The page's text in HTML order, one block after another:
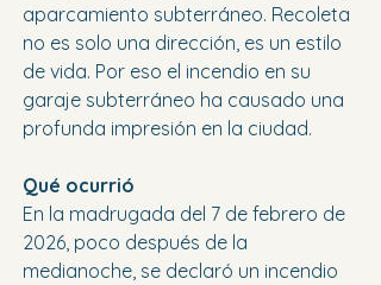
aparcamiento subterráneo. Recoleta
no es solo una dirección, es un estilo
de vida. Por eso el incendio en su
garaje subterráneo ha causado una
profunda impresión en la ciudad.
Qué ocurrió
En la madrugada del 7 de febrero de
2026, poco después de la
medianoche, se declaró un incendio